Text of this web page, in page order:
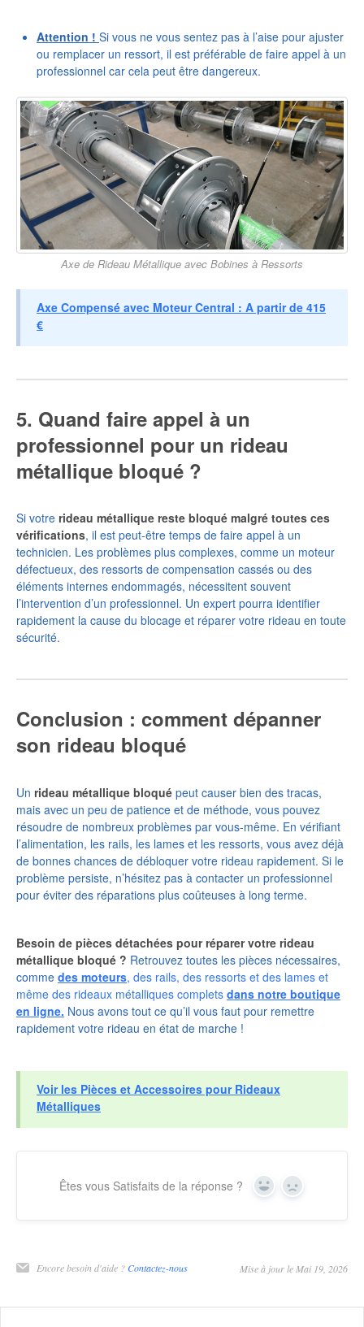
Attention ! Si vous ne vous sentez pas à l’aise pour ajuster
ou remplacer un ressort, il est préférable de faire appel à un
professionnel car cela peut être dangereux.
Axe de Rideau Métallique avec Bobines à Ressorts
Axe Compensé avec Moteur Central : A partir de 415
€
5. Quand faire appel à un
professionnel pour un rideau
métallique bloqué ?
Si votre rideau métallique reste bloqué malgré toutes ces
vérifications, il est peut-être temps de faire appel à un
technicien. Les problèmes plus complexes, comme un moteur
défectueux, des ressorts de compensation cassés ou des
éléments internes endommagés, nécessitent souvent
l’intervention d’un professionnel. Un expert pourra identifier
rapidement la cause du blocage et réparer votre rideau en toute
sécurité.
Conclusion : comment dépanner
son rideau bloqué
Un rideau métallique bloqué peut causer bien des tracas,
mais avec un peu de patience et de méthode, vous pouvez
résoudre de nombreux problèmes par vous-même. En vérifiant
l’alimentation, les rails, les lames et les ressorts, vous avez déjà
de bonnes chances de débloquer votre rideau rapidement. Si le
problème persiste, n’hésitez pas à contacter un professionnel
pour éviter des réparations plus coûteuses à long terme.
Besoin de pièces détachées pour réparer votre rideau
métallique bloqué ? Retrouvez toutes les pièces nécessaires,
comme des moteurs, des rails, des ressorts et des lames et
même des rideaux métalliques complets dans notre boutique
en ligne. Nous avons tout ce qu’il vous faut pour remettre
rapidement votre rideau en état de marche !
Voir les Pièces et Accessoires pour Rideaux
Métalliques
Êtes vous Satisfaits de la réponse ? Yes No
Encore besoin d'aide ?Contactez-nous Mise à jour le Mai 19, 2026